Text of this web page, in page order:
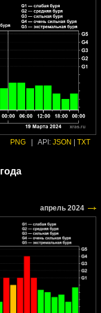
PNG API: JSON TXT